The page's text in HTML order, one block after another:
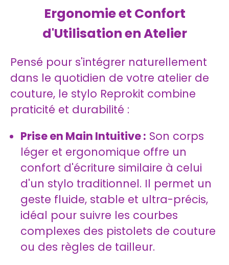
Ergonomie et Confort
d'Utilisation en Atelier
Pensé pour s'intégrer naturellement
dans le quotidien de votre atelier de
couture, le stylo Reprokit combine
praticité et durabilité :
Prise en Main Intuitive : Son corps
léger et ergonomique offre un
confort d'écriture similaire à celui
d'un stylo traditionnel. Il permet un
geste fluide, stable et ultra-précis,
idéal pour suivre les courbes
complexes des pistolets de couture
ou des règles de tailleur.